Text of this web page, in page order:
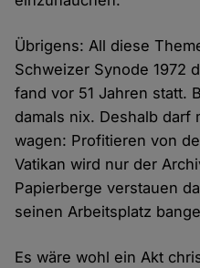
Übrigens: All diese
Schweizer Synode 1972
fand vor 51 Jahren statt.
damals nix. Deshalb darf
wagen: Profitieren von
Vatikan wird nur der
Papierberge verstauen
seinen Arbeitsplatz
Es wäre wohl ein Akt